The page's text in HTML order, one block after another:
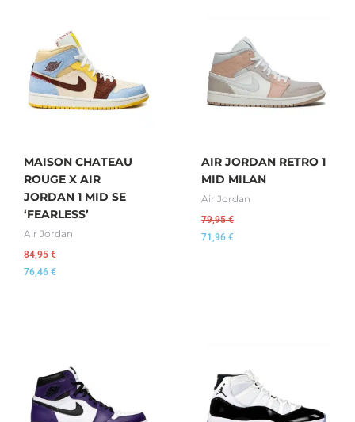
MAISON CHATEAU
ROUGE X AIR
JORDAN 1 MID SE
‘FEARLESS’
Air Jordan
84,95€
76,46 €
AIR JORDAN RETRO 1
MID MILAN
Air Jordan
79,95€
71,96 €